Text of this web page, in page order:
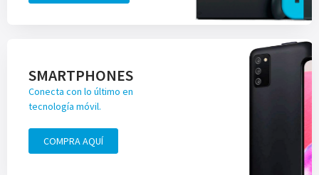
SMARTPHONES
Conecta con lo último en
tecnología móvil.
COMPRA AQUÍ